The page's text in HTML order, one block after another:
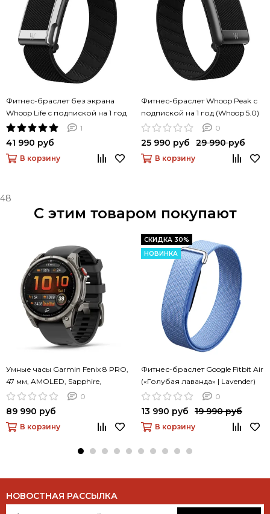
Фитнес-браслет без экрана
Whoop Life с подпиской на 1 год
(Whoop MG)
1
41 990 руб
В корзину
Фитнес-браслет Whoop Peak с
подпиской на 1 год (Whoop 5.0)
0
25 990 руб 29 990 руб
В корзину
48
С этим товаром покупают
Умные часы Garmin Fenix 8 PRO,
47 мм, AMOLED, Sapphire,
Titanium with Graphite/Black
0
89 990 руб
В корзину
СКИДКА 30%
НОВИНКА
Фитнес-браслет Google Fitbit Air
(«Голубая лаванда» | Lavender)
0
13 990 руб 19 990 руб
В корзину
НОВОСТНАЯ РАССЫЛКА